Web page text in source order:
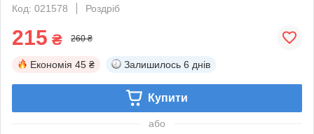
Код: 021578
Роздріб
215 ₴ 260 ₴
Економія 45 ₴ Залишилось 6 днів
Купити
або